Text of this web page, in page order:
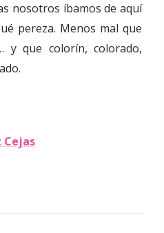
nosotros íbamos de aquí
pereza. Menos mal que
y que colorín, colorado,
Cejas